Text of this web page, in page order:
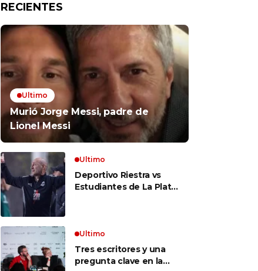
RECIENTES
Ultimo
Murió Jorge Messi, padre de
Lionel Messi
Ultimo
Deportivo Riestra vs
Estudiantes de La Plata,
cómo ver el partido
Ultimo
Tres escritores y una
pregunta clave en la